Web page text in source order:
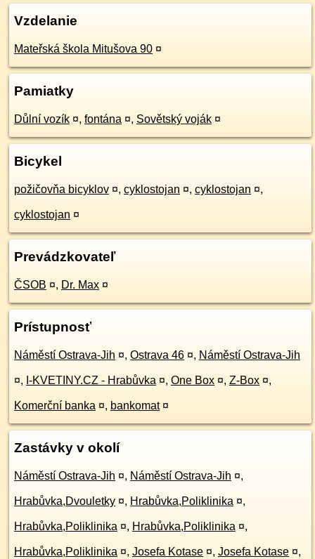
Vzdelanie
Mateřská škola Mitušova 90 ¤
Pamiatky
Důlní vozík ¤, fontána ¤, Sovětský voják ¤
Bicykel
požičovňa bicyklov ¤, cyklostojan ¤, cyklostojan ¤,
cyklostojan ¤
Prevádzkovateľ
ČSOB ¤, Dr. Max ¤
Prístupnosť
Náměstí Ostrava-Jih ¤, Ostrava 46 ¤, Náměstí Ostrava-Jih
¤, I-KVETINY.CZ - Hrabůvka ¤, One Box ¤, Z-Box ¤,
Komerční banka ¤, bankomat ¤
Zastávky v okolí
Náměstí Ostrava-Jih ¤, Náměstí Ostrava-Jih ¤,
Hrabůvka,Dvouletky ¤, Hrabůvka,Poliklinika ¤,
Hrabůvka,Poliklinika ¤, Hrabůvka,Poliklinika ¤,
Hrabůvka,Poliklinika ¤, Josefa Kotase ¤, Josefa Kotase ¤,